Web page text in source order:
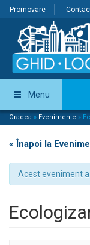
Promovare
Menu
Oradea » Evenimente »
« Înapoi la
Acest eveniment a